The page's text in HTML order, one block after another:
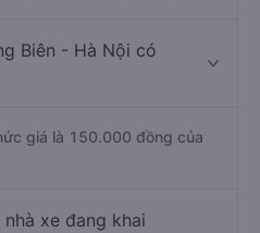
Biên - Hà Nội có
giá là 150.000 đồng của
xe đang khai